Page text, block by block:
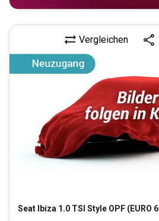
Seat Ibiza 1.0 TSI Style OPF (EURO 6d)
Vergleichen